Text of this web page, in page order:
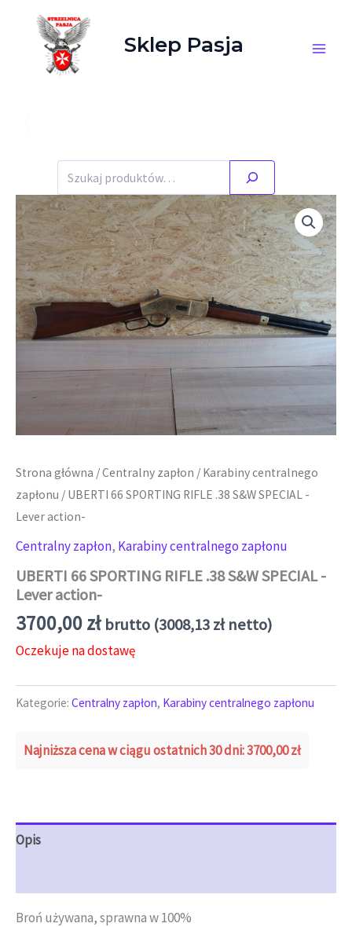
Sklep Pasja
Strona główna /Centralny zapłon / Karabiny centralnego
zapłonu / UBERTI 66 SPORTING RIFLE .38 S&W SPECIAL -
Lever action-
Centralny zapłon, Karabiny centralnego zapłonu
UBERTI 66 SPORTING RIFLE .38 S&W SPECIAL -
Lever action-
3700,00zł brutto (3008,13złnetto)
Oczekuje na dostawę
Kategorie: Centralny zapłon, Karabiny centralnego zapłonu
Najniższa cena w ciągu ostatnich 30 dni:3700,00zł
Opis
Broń używana, sprawna w 100%